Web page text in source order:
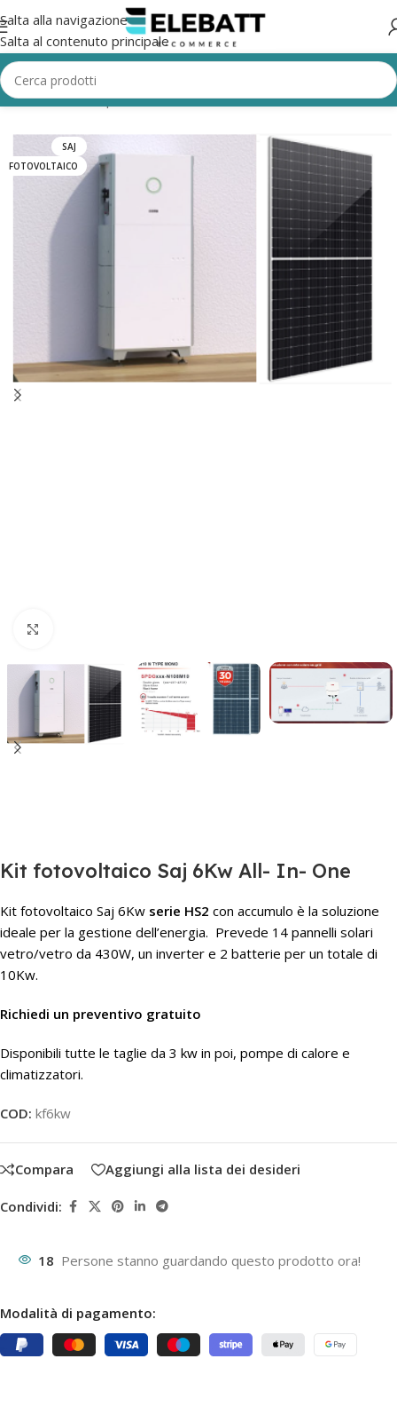
Salta alla navigazione
Salta al contenuto principale
Home/Batterie per Fotovoltaico/Kit fotovoltaico
SAJ
FOTOVOLTAICO
Kit fotovoltaico Saj 6Kw All- In- One
Kit fotovoltaico Saj 6Kw serie HS2 con accumulo è la soluzione
ideale per la gestione dell’energia. Prevede 14 pannelli solari
vetro/vetro da 430W, un inverter e 2 batterie per un totale di
10Kw.
Richiedi un preventivo gratuito
Disponibili tutte le taglie da 3 kw in poi, pompe di calore e
climatizzatori.
COD: kf6kw
Compara Aggiungi alla lista dei desideri
Condividi:
18 Persone stanno guardando questo prodotto ora!
Modalità di pagamento: